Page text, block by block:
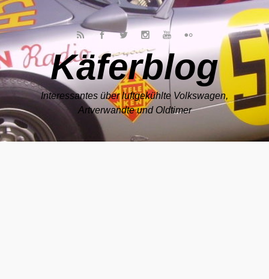
Zum Hauptinhalt springen
Käferblog
Interessantes über luftgekühlte Volkswagen,
Artverwandte und Oldtimer